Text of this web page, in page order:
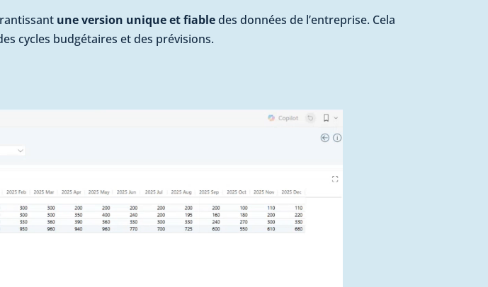
uneversion unique et fiabledes données de l’entreprise. Cela
cycles budgétaires et des prévisions.